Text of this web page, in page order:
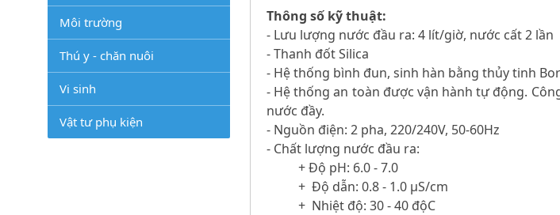
Thông số kỹ thuật:
- Lưu lượng nước đầu ra: 4 lít/giờ, nước cất 2 lần
- Thanh đốt Silica
- Hệ thống bình đun, sinh hàn bằng thủy tinh
- Hệ thống an toàn được vận hành tự động.
nước đầy.
- Nguồn điện: 2 pha, 220/240V, 50-60Hz
- Chất lượng nước đầu ra:
+ Độ pH: 6.0 - 7.0
+ Độ dẫn: 0.8 - 1.0 µS/cm
+ Nhiệt độ: 30 - 40 độC
Môi trường
Thú y - chăn nuôi
Vi sinh
Vật tư phụ kiện